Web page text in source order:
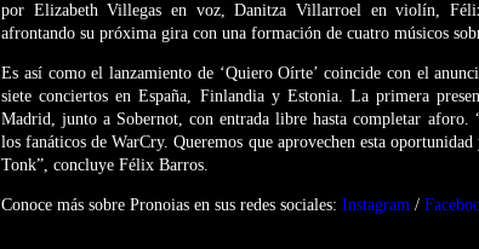
por Elizabeth Villegas en voz, Danitza Villarroel en violín,
afrontando su próxima gira con una formación de cuatro músicos
Es así como el lanzamiento de ‘Quiero Oírte’ coincide con el
siete conciertos en España, Finlandia y Estonia. La primera
Madrid, junto a Sobernot, con entrada libre hasta completar aforo.
los fanáticos de WarCry. Queremos que aprovechen esta
Tonk”, concluye Félix Barros.
Conoce más sobre Pronoias en sus redes sociales: Instagram /